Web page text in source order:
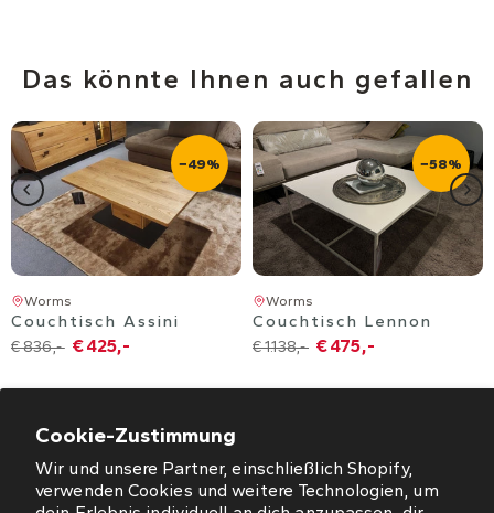
Cookie-Zustimmung
Wir und unsere Partner, einschließlich Shopify,
verwenden Cookies und weitere Technologien, um
Das könnte Ihnen auch gefallen
−49%
Worms
Couchtisch Assini
€ 836,- € 425,-
−58%
Worms
Couchtisch Lennon
€ 1.138,- € 475,-